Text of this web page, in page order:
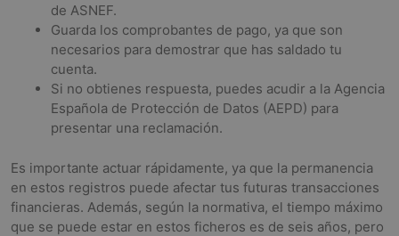
de ASNEF.
Guarda los comprobantes de pago, ya que son
necesarios para demostrar que has saldado tu
cuenta.
Si no obtienes respuesta, puedes acudir a la Agencia
Española de Protección de Datos (AEPD) para
presentar una reclamación.
Es importante actuar rápidamente, ya que la permanencia
en estos registros puede afectar tus futuras transacciones
financieras. Además, según la normativa, el tiempo máximo
que se puede estar en estos ficheros es de seis años, pero